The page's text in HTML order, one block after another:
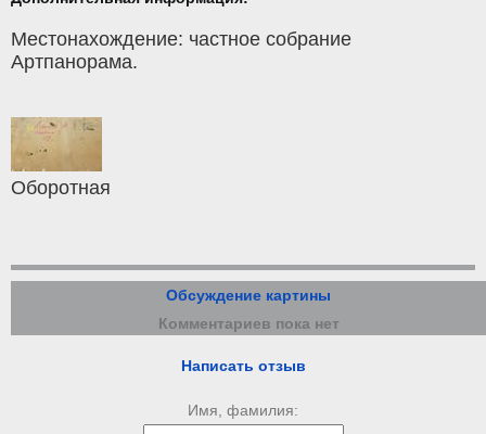
Местонахождение: частное собрание
Артпанорама.
Оборотная
Обсуждение картины
Комментариев пока нет
Написать отзыв
Имя, фамилия: